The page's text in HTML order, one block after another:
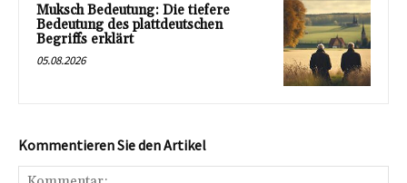
Muksch Bedeutung: Die tiefere
Bedeutung des plattdeutschen
Begriffs erklärt
05.08.2026
Kommentieren Sie den Artikel